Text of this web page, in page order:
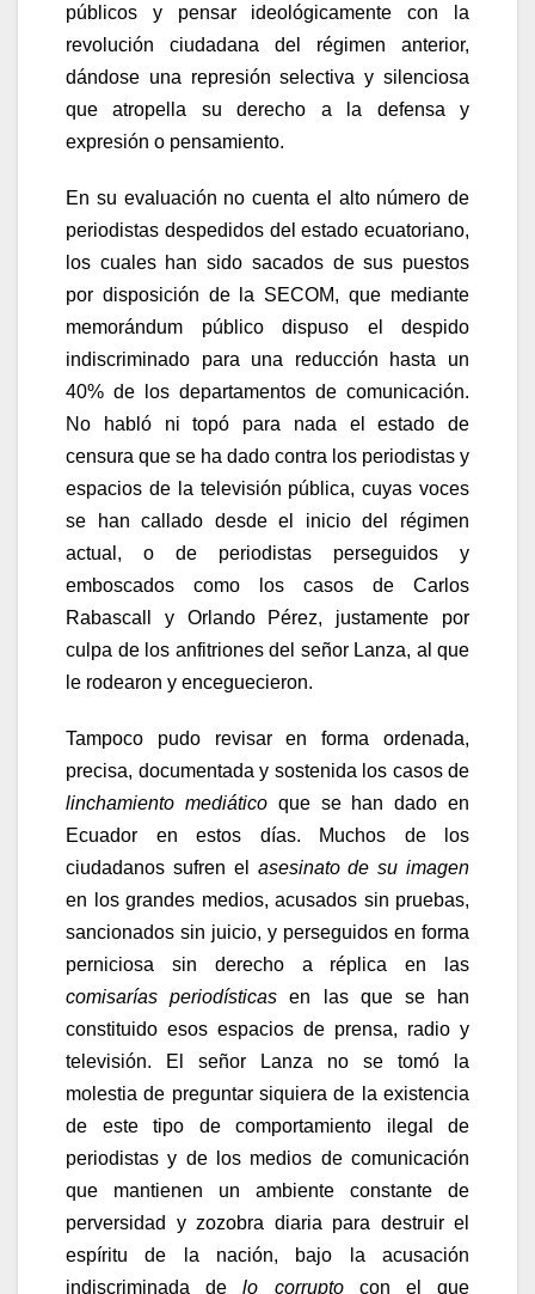
públicos y pensar ideológicamente con la
revolución ciudadana del régimen anterior,
dándose una represión selectiva y silenciosa
que atropella su derecho a la defensa y
expresión o pensamiento.
En su evaluación no cuenta el alto número de
periodistas despedidos del estado ecuatoriano,
los cuales han sido sacados de sus puestos
por disposición de la SECOM, que mediante
memorándum público dispuso el despido
indiscriminado para una reducción hasta un
40% de los departamentos de comunicación.
No habló ni topó para nada el estado de
censura que se ha dado contra los periodistas y
espacios de la televisión pública, cuyas voces
se han callado desde el inicio del régimen
actual, o de periodistas perseguidos y
emboscados como los casos de Carlos
Rabascall y Orlando Pérez, justamente por
culpa de los anfitriones del señor Lanza, al que
le rodearon y enceguecieron.
Tampoco pudo revisar en forma ordenada,
precisa, documentada y sostenida los casos de
linchamiento mediáticoque se han dado en
Ecuador en estos días. Muchos de los
ciudadanos sufren el asesinato de su imagen
en los grandes medios, acusados sin pruebas,
sancionados sin juicio, y perseguidos en forma
perniciosa sin derecho a réplica en las
comisarías periodísticas en las que se han
constituido esos espacios de prensa, radio y
televisión. El señor Lanza no se tomó la
molestia de preguntar siquiera de la existencia
de este tipo de comportamiento ilegal de
periodistas y de los medios de comunicación
que mantienen un ambiente constante de
perversidad y zozobra diaria para destruir el
espíritu de la nación, bajo la acusación
indiscriminada delo corruptocon el que